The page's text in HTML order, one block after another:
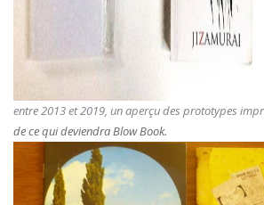
entre 2013 et 2019, un aperçu des prototypes
de ce qui deviendra Blow Book.